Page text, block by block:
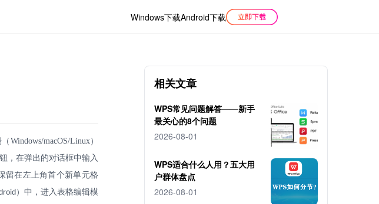
Windows下载Android下载
Windows/macOS/Linux）
，在弹出的对话框中输入
留在左上角首个新单元格
）中，进入表格编辑模
相关文章
WPS常见问题解答——新手
最关心的8个问题
2026-08-01
WPS适合什么人用？五大用
户群体盘点
2026-08-01